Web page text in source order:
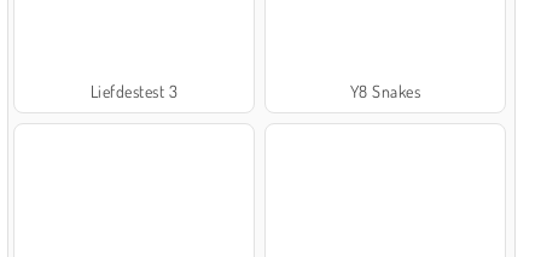
Liefdestest 3 Y8 Snakes